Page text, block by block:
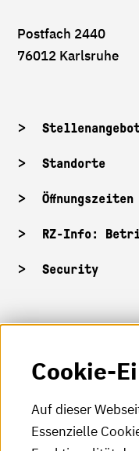
Postfach 2440
76012 Karlsruhe
Standorte
Öffnungszeiten
RZ-Info:
Security
HKA-Shop
HKA-Videos
HKA-Podcast
HKA-
Cookie-
Auf dieser
Essenzielle